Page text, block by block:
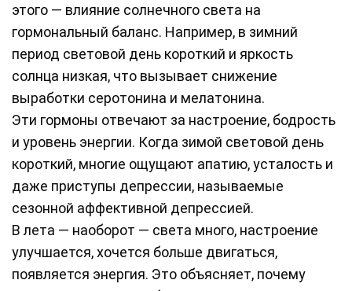
этого — влияние солнечного света на
гормональный баланс. Например, в зимний
период световой день короткий и яркость
солнца низкая, что вызывает снижение
выработки серотонина и мелатонина.
Эти гормоны отвечают за настроение, бодрость
и уровень энергии. Когда зимой световой день
короткий, многие ощущают апатию, усталость и
даже приступы депрессии, называемые
сезонной аффективной депрессией.
В лета — наоборот — света много, настроение
улучшается, хочется больше двигаться,
появляется энергия. Это объясняет, почему